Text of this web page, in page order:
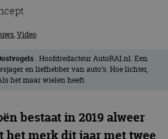
,Video
. Hoofdredacteur AutoRAI.nl. Een
en liefhebber van auto’s. Hoe lichter,
het maar wielen heeft.
bestaat in 2019 alweer
het merk dit jaar met twee